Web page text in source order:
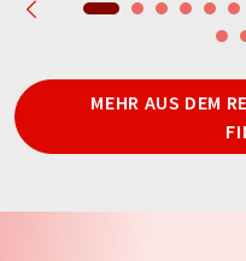
MEHR AUS DEM